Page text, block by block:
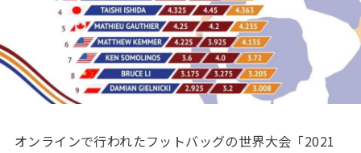
オンラインで行われたフットバッグの世界大会「2021